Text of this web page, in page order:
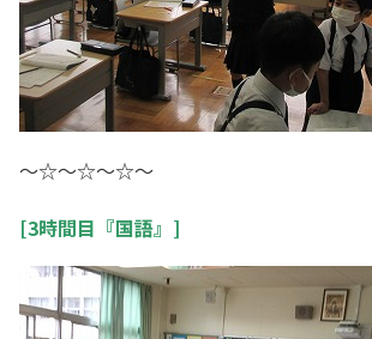
～☆～☆～☆～
[3時間目『国語』]